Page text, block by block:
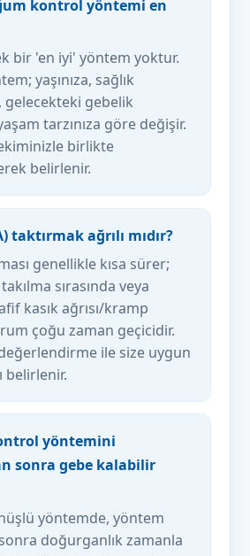
kontrol yöntemi en
bir 'en iyi' yöntem yoktur.
yaşınıza, sağlık
gebelik
tarzınıza göre değişir.
birlikte
belirlenir.
taktırmak ağrılı mıdır?
genellikle kısa sürer;
sırasında veya
kasık ağrısı/kramp
çoğu zaman geçicidir.
ile size uygun
belirlenir.
yöntemini
sonra gebe kalabilir
yöntemde, yöntem
sonra doğurganlık zamanla